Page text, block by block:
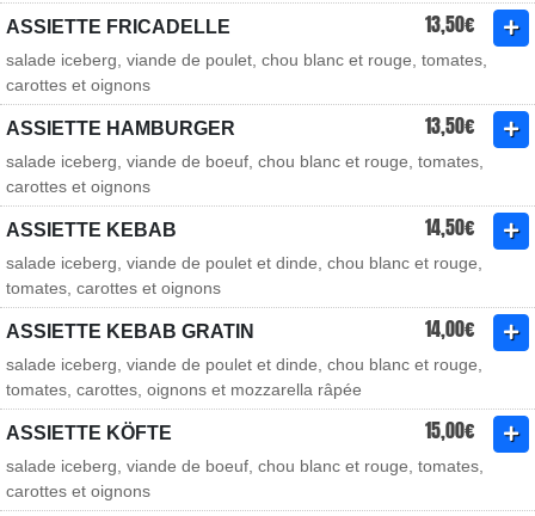
ASSIETTE FRICADELLE 13,50€
salade iceberg, viande de poulet, chou blanc et rouge, tomates,
carottes et oignons
ASSIETTE HAMBURGER 13,50€
salade iceberg, viande de boeuf, chou blanc et rouge, tomates,
carottes et oignons
ASSIETTE KEBAB 14,50€
salade iceberg, viande de poulet et dinde, chou blanc et rouge,
tomates, carottes et oignons
ASSIETTE KEBAB GRATIN 14,00€
salade iceberg, viande de poulet et dinde, chou blanc et rouge,
tomates, carottes, oignons et mozzarella râpée
ASSIETTE KÖFTE 15,00€
salade iceberg, viande de boeuf, chou blanc et rouge, tomates,
carottes et oignons